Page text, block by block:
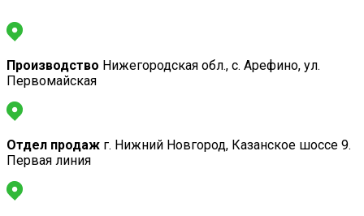
Производство Нижегородская обл., с. Арефино, ул.
Первомайская
Отдел продаж г. Нижний Новгород, Казанское шоссе 9.
Первая линия